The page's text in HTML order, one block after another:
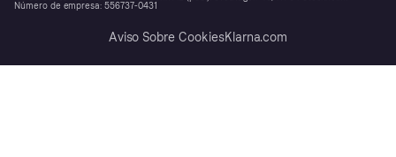
Número de empresa: 556737-0431
Aviso Sobre CookiesKlarna.com